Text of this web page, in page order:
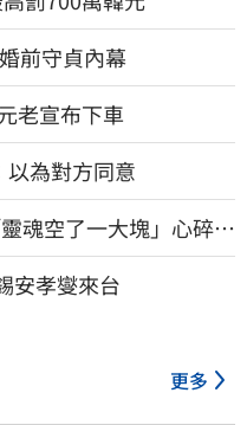
前守貞內幕
老宣布下車
以為對方同意
魂空了一大塊」心碎
安孝燮來台
更多